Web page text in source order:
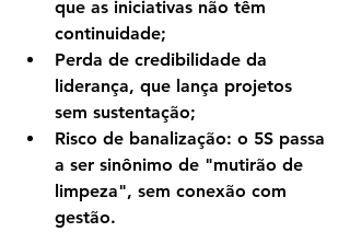
que as iniciativas não têm
continuidade;
Perda de credibilidade da
liderança, que lança projetos
sem sustentação;
Risco de banalização: o 5S passa
a ser sinônimo de "mutirão de
limpeza", sem conexão com
gestão.